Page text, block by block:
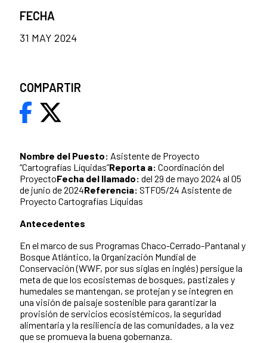
Nombre del Puesto: Asistente de Proyecto
“Cartografías Líquidas”Reporta a: Coordinación del
ProyectoFecha del llamado: del 29 de mayo 2024 al 05
de junio de 2024Referencia: STF05/24 Asistente de
Proyecto Cartografías Líquidas
Antecedentes
En el marco de sus Programas Chaco-Cerrado-Pantanal y
Bosque Atlántico, la Organización Mundial de
Conservación (WWF, por sus siglas en inglés) persigue la
meta de que los ecosistemas de bosques, pastizales y
humedales se mantengan, se protejan y se integren en
una visión de paisaje sostenible para garantizar la
provisión de servicios ecosistémicos, la seguridad
alimentaria y la resiliencia de las comunidades, a la vez
que se promueva la buena gobernanza.
FECHA
31 MAY 2024
COMPARTIR